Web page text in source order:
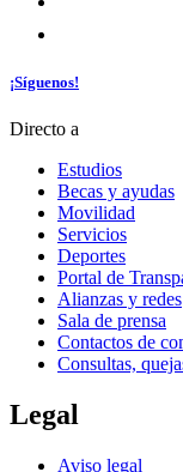
¡Síguenos!
Directo a
Estudios
Becas y ayudas
Movilidad
Servicios
Deportes
Portal de
Alianzas y redes
Sala de prensa
Contactos de
Consultas,
Legal
Aviso legal